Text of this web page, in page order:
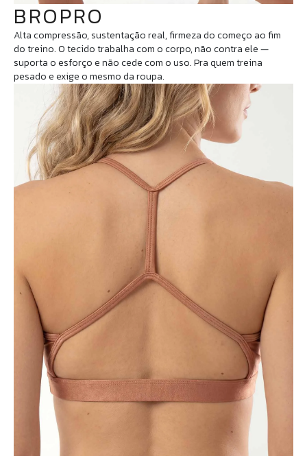
BROPRO
Alta compressão, sustentação real, firmeza do começo ao fim
do treino. O tecido trabalha com o corpo, não contra ele —
suporta o esforço e não cede com o uso. Pra quem treina
pesado e exige o mesmo da roupa.